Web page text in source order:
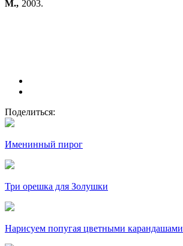
М., 2003.
Поделиться:
Именинный пирог
Три орешка для Золушки
Нарисуем попугая цветными карандашами